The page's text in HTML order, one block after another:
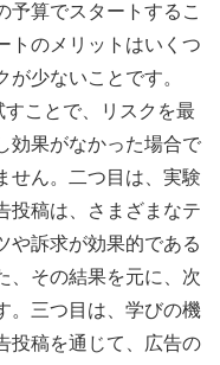
予算でスタートするこ
トのメリットはいくつ
少ないことです。
ことで、リスクを最
効果がなかった場合で
せん。二つ目は、実験
投稿は、さまざまなテ
や訴求が効果的である
、その結果を元に、次
。三つ目は、学びの機
投稿を通じて、広告の